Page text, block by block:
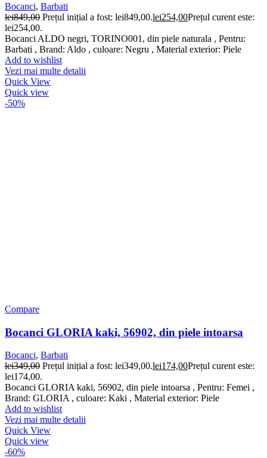
Bocanci, Barbati
lei849,00 Prețul inițial a fost: lei849,00.lei254,00Prețul curent este:
lei254,00.
Bocanci ALDO negri, TORINO001, din piele naturala , Pentru:
Barbati , Brand: Aldo , culoare: Negru , Material exterior: Piele
Add to wishlist
Vezi mai multe detalii
Quick View
Quick view
-50%
Compare
Bocanci GLORIA kaki, 56902, din piele intoarsa
Bocanci, Barbati
lei349,00 Prețul inițial a fost: lei349,00.lei174,00Prețul curent este:
lei174,00.
Bocanci GLORIA kaki, 56902, din piele intoarsa , Pentru: Femei ,
Brand: GLORIA , culoare: Kaki , Material exterior: Piele
Add to wishlist
Vezi mai multe detalii
Quick View
Quick view
-60%